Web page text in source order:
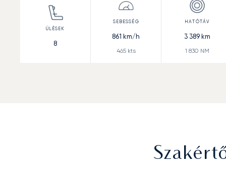
8
861 km/h
465kts
3 389km
1 830 NM